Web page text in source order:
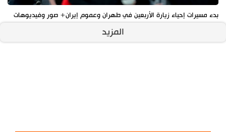
بدء مسيرات إحياء زيارة الأربعين في طهران وعموم إيران+ صور وفيديوهات
المزيد